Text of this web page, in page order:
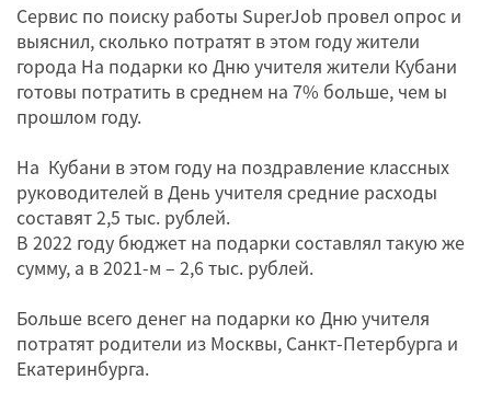
Сервис по поиску работы SuperJob провел опрос и
выяснил, сколько потратят в этом году жители
города На подарки ко Дню учителя жители Кубани
готовы потратить в среднем на 7% больше, чем ы
прошлом году.
На Кубани в этом году на поздравление классных
руководителей в День учителя средние расходы
составят 2,5 тыс. рублей.
В 2022 году бюджет на подарки составлял такую же
сумму, а в 2021-м – 2,6 тыс. рублей.
Больше всего денег на подарки ко Дню учителя
потратят родители из Москвы, Санкт-Петербурга и
Екатеринбурга.